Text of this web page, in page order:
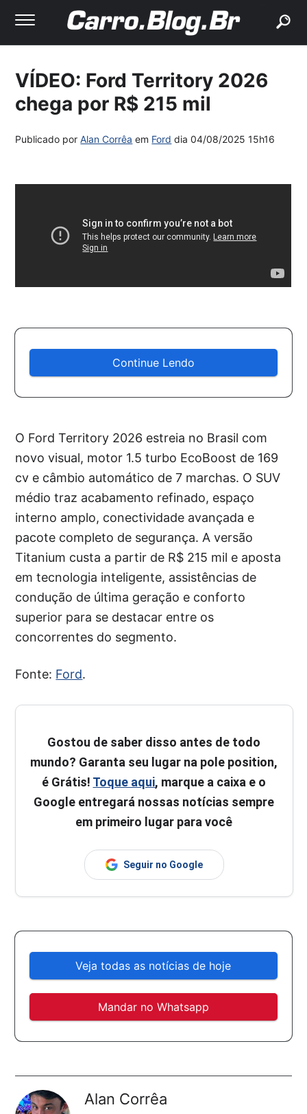
VÍDEO: Ford Territory 2026
chega por R$ 215 mil
Publicado porAlan Corrêa em Ford dia04/08/2025 15h16
Continue Lendo
O Ford Territory 2026 estreia no Brasil com
novo visual, motor 1.5 turbo EcoBoost de 169
cv e câmbio automático de 7 marchas. O SUV
médio traz acabamento refinado, espaço
interno amplo, conectividade avançada e
pacote completo de segurança. A versão
Titanium custa a partir de R$ 215 mil e aposta
em tecnologia inteligente, assistências de
condução de última geração e conforto
superior para se destacar entre os
concorrentes do segmento.
Fonte: Ford.
Gostou de saber disso antes de todo
mundo? Garanta seu lugar na pole position,
é Grátis! Toque aqui, marque a caixa e o
Google entregará nossas notícias sempre
em primeiro lugar para você
Seguir no Google
Veja todas as notícias de hoje
Mandar no Whatsapp
Alan Corrêa